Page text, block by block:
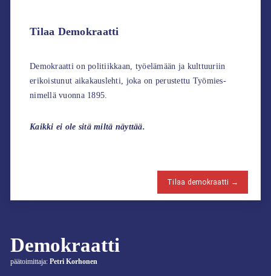
Demokraatti
päätoimittaja: Petri Korhonen
Tilaa Demokraatti
Demokraatti on politiikkaan, työelämään ja kulttuuriin
erikoistunut aikakauslehti, joka on perustettu Työmies-
nimellä vuonna 1895.
Kaikki ei ole sitä miltä näyttää.
Tilaa demokraatti →